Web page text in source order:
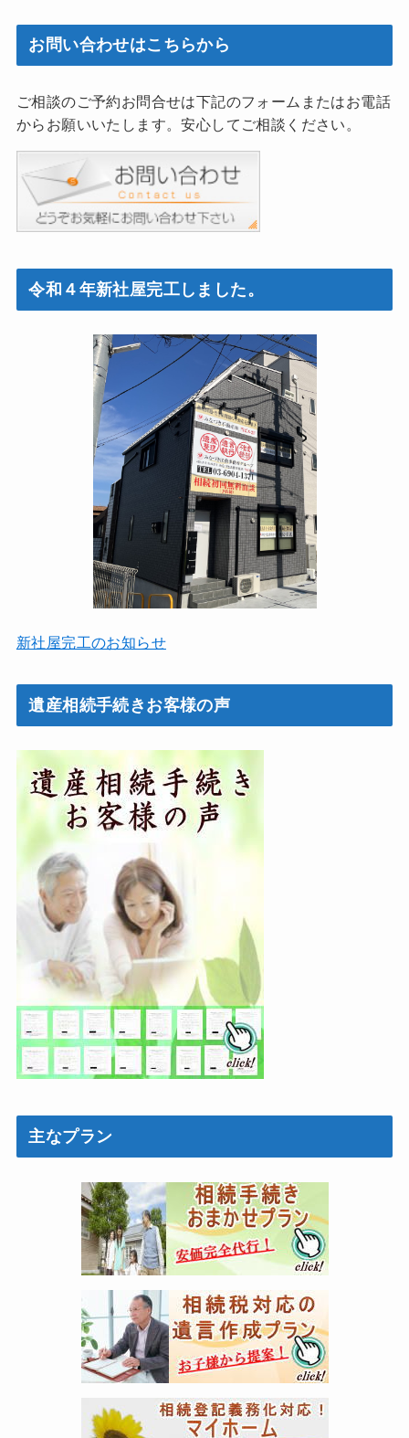
お問い合わせはこちらから
ご相談のご予約お問合せは下記のフォームまたはお電話
からお願いいたします。安心してご相談ください。
令和４年新社屋完工しました。
新社屋完工のお知らせ
遺産相続手続きお客様の声
主なプラン